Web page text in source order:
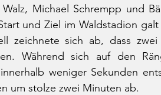
Michael Schrempp und
und Ziel im Waldstadion
zeichnete sich ab, dass
Während sich auf den
weniger Sekunden
um stolze zwei Minuten ab.